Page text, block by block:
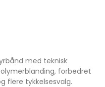
med teknisk
forbedret
flere tykkelsesvalg.